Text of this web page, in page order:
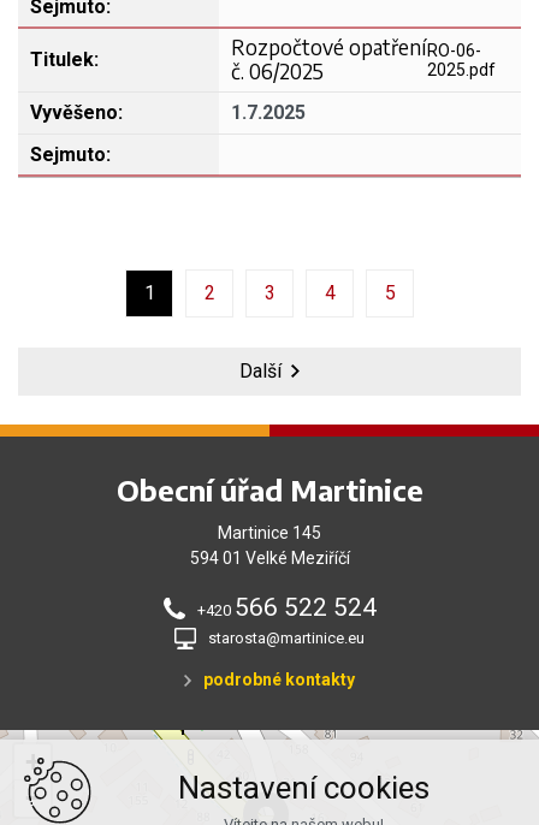
Rozpočtové opatření
č. 06/2025
RO-06-
2025.pdf
1.7.2025
1 2 3 4 5
Další
Obecní úřad Martinice
Martinice 145
594 01 Velké Meziříčí
+420 566 522 524
starosta@martinice.eu
podrobné kontakty
+
−
Nastavení cookies